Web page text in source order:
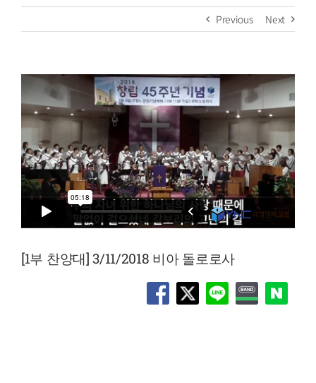
Previous Next
[1부 찬양대] 3/11/2018 비아 돌로로사